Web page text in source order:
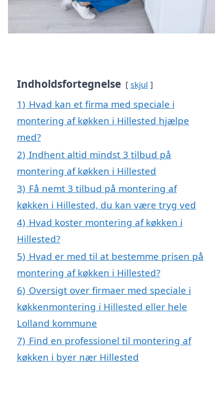
Indholdsfortegnelse skjul
1) Hvad kan et firma med speciale i
montering af køkken i Hillested hjælpe
med?
2) Indhent altid mindst 3 tilbud på
montering af køkken i Hillested
3) Få nemt 3 tilbud på montering af
køkken i Hillested, du kan være tryg ved
4) Hvad koster montering af køkken i
Hillested?
5) Hvad er med til at bestemme prisen på
montering af køkken i Hillested?
6) Oversigt over firmaer med speciale i
køkkenmontering i Hillested eller hele
Lolland kommune
7) Find en professionel til montering af
køkken i byer nær Hillested